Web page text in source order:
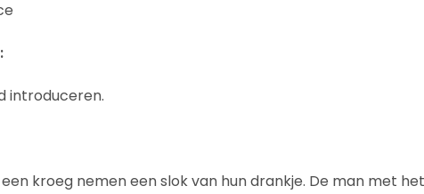
introduceren.
kroeg nemen een slok van hun drankje. De man met